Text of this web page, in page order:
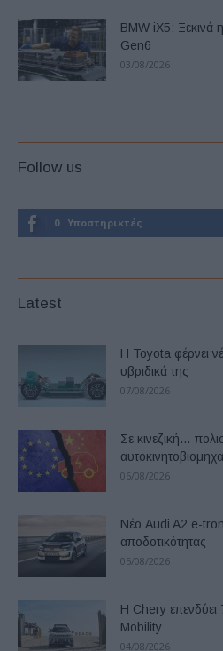
BMW iX5: Ξεκινά
Gen6
03/08/2026
Follow us
0 Υποστηρικτές
Latest
Η Toyota φέρνει
υβριδικά της
07/08/2026
Σε κινεζική…
06/08/2026
Νέο Audi A2 e-
αποδοτικότητας
05/08/2026
Η Chery επενδύει
Mobility
04/08/2026